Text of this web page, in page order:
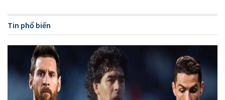
Tin phổ biến